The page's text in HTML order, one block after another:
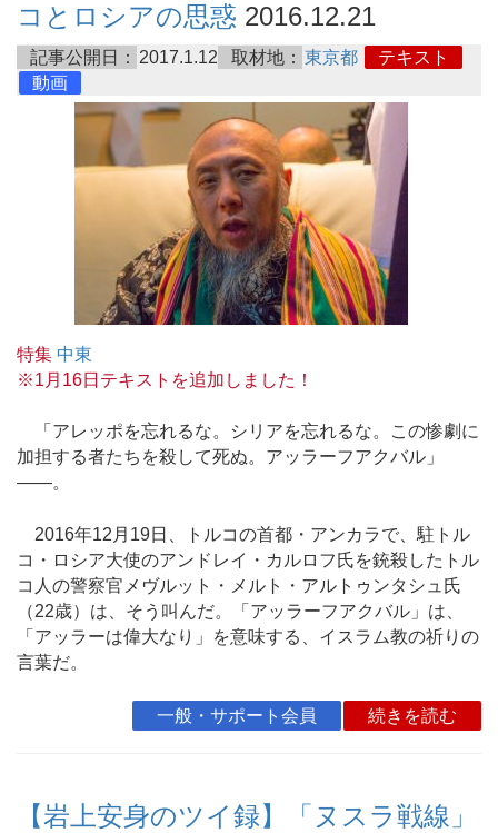
コとロシアの思惑 2016.12.21
記事公開日： 2017.1.12 取材地： 東京都
テキスト
動画
特集 中東
※1月16日テキストを追加しました！
「アレッポを忘れるな。シリアを忘れるな。この惨劇に
加担する者たちを殺して死ぬ。アッラーフアクバル」
――。
2016年12月19日、トルコの首都・アンカラで、駐トル
コ・ロシア大使のアンドレイ・カルロフ氏を銃殺したトル
コ人の警察官メヴルット・メルト・アルトゥンタシュ氏
（22歳）は、そう叫んだ。「アッラーフアクバル」は、
「アッラーは偉大なり」を意味する、イスラム教の祈りの
言葉だ。
一般・サポート会員 続きを読む
【岩上安身のツイ録】「ヌスラ戦線」